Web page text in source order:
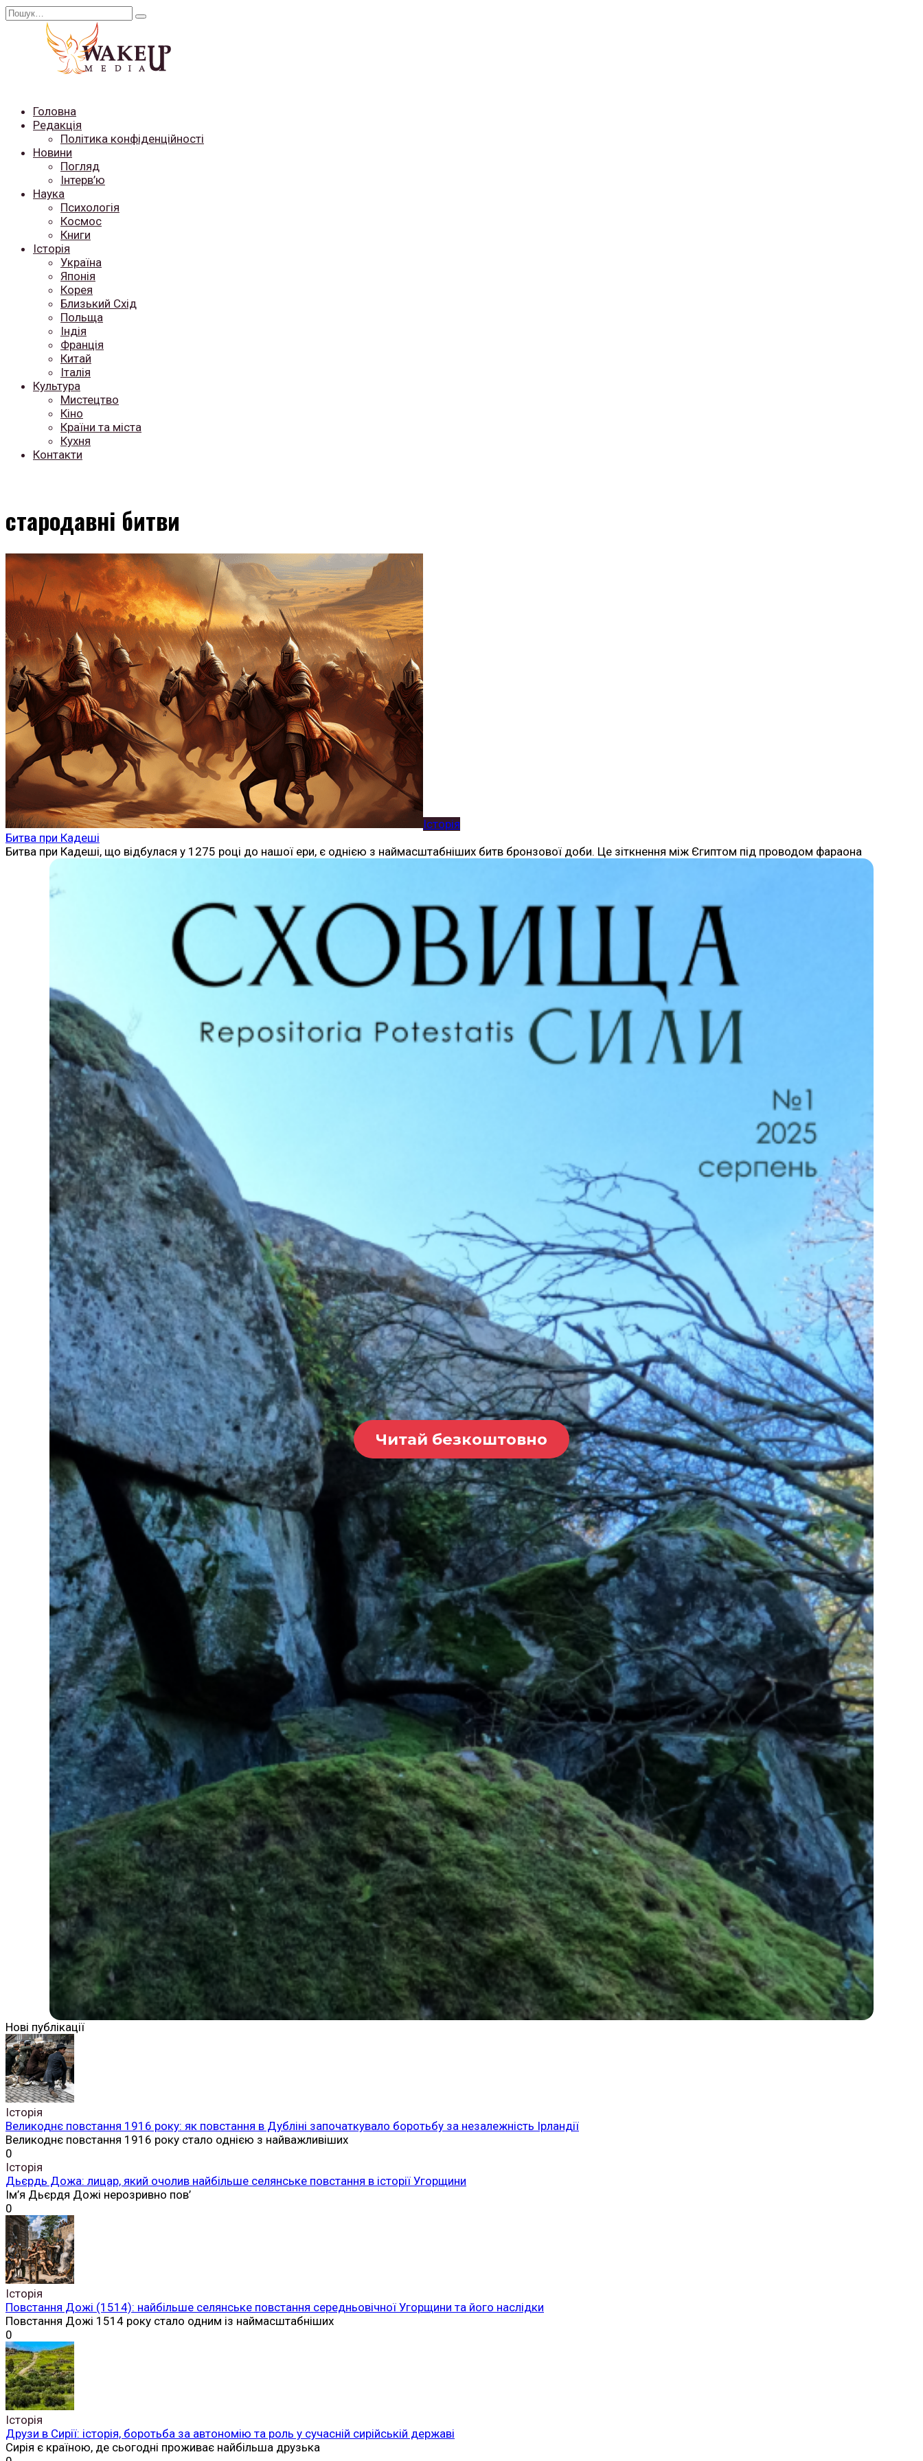
Перейти
Search
Головна
Редакція
Політика конфіденційності
Новини
Погляд
Інтерв’ю
Наука
Психологія
Космос
Книги
Історія
Україна
Японія
Корея
Близький Схід
Польща
Індія
Франція
Китай
Італія
Культура
Мистецтво
Кіно
Країни та міста
Кухня
Контакти
стародавні битви
Історія
Битва при Кадеші
Битва при Кадеші, що відбулася у 1275 році до нашої ери, є однією з наймасштабніших битв бронзової доби. Це зіткнення між Єгиптом під проводом фараона
Читай безкоштовно
Нові публікації
Історія
Великоднє повстання 1916 року: як повстання в Дубліні започаткувало боротьбу за незалежність Ірландії
Великоднє повстання 1916 року стало однією з найважливіших
0
Історія
Дьєрдь Дожа: лицар, який очолив найбільше селянське повстання в історії Угорщини
Ім’я Дьєрдя Дожі нерозривно пов’
0
Історія
Повстання Дожі (1514): найбільше селянське повстання середньовічної Угорщини та його наслідки
Повстання Дожі 1514 року стало одним із наймасштабніших
0
Історія
Друзи в Сирії: історія, боротьба за автономію та роль у сучасній сирійській державі
Сирія є країною, де сьогодні проживає найбільша друзька